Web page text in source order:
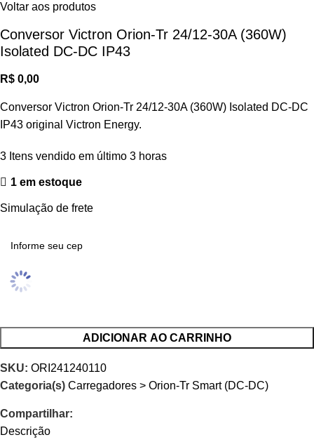
Voltar aos produtos
Conversor Victron Orion-Tr 24/12-30A (360W)
Isolated DC-DC IP43
R$ 0,00
Conversor Victron Orion-Tr 24/12-30A (360W) Isolated DC-DC
IP43 original Victron Energy.
3 Itens vendido em último 3 horas
1 em estoque
Simulação de frete
ADICIONAR AO CARRINHO
SKU: ORI241240110
Categoria(s) Carregadores > Orion-Tr Smart (DC-DC)
Compartilhar:
Descrição